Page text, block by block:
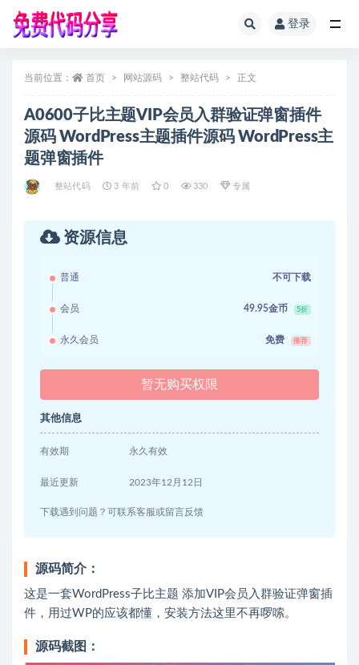
登录
当前位置： 首页 网站源码 整站代码 正文
A0600子比主题VIP会员入群验证弹窗插件
源码 WordPress主题插件源码 WordPress主
题弹窗插件
整站代码 3 年前 0 330 专属
资源信息
普通 不可下载
会员 49.95金币 5折
永久会员 免费 推荐
暂无购买权限
其他信息
有效期 永久有效
最近更新 2023年12月12日
下载遇到问题？可联系客服或留言反馈
源码简介：
这是一套WordPress子比主题 添加VIP会员入群验证弹窗插
件，用过WP的应该都懂，安装方法这里不再啰嗦。
源码截图：